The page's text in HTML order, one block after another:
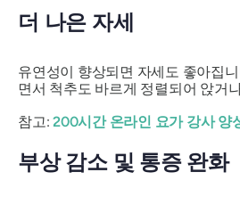
더 나은 자세
유연성이 향상되면 자세도 좋아집
면서 척추도 바르게 정렬되어 앉거
참고:200시간 온라인 요가 강사 양
부상 감소 및 통증 완화